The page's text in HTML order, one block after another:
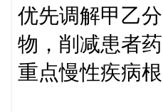
优先调解甲乙
物，削减患者
重点慢性疾病